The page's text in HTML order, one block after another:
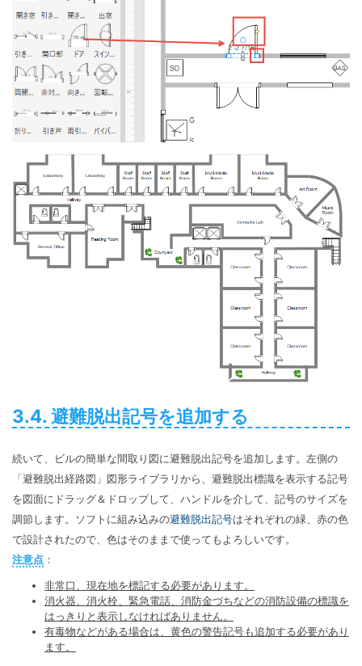
3.4. 避難脱出記号を追加する
続いて、ビルの簡単な間取り図に避難脱出記号を追加します。左側の
「避難脱出経路図」図形ライブラリから、避難脱出標識を表示する記号
を図面にドラッグ＆ドロップして、ハンドルを介して、記号のサイズを
調節します。ソフトに組み込みの避難脱出記号はそれぞれの緑、赤の色
で設計されたので、色はそのままで使ってもよろしいです。
注意点 ：
非常口、現在地を標記する必要があります。
消火器、消火栓、緊急電話、消防金づちなどの消防設備の標識を
はっきりと表示しなければありません。
有毒物などがある場合は、黄色の警告記号も追加する必要があり
ます。